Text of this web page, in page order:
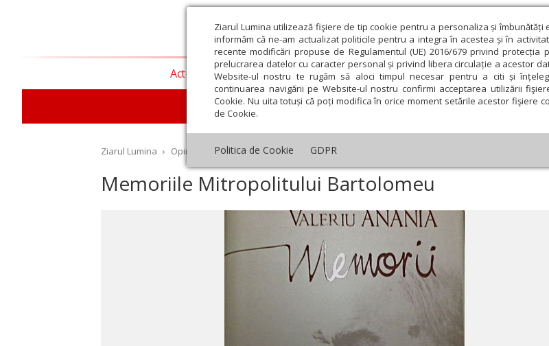
Ziarul Lumina utilizează fişiere de tip cookie pentru a personaliza și
informăm că ne-am actualizat politicile pentru a integra în acestea și în
recente modificări propuse de Regulamentul (UE) 2016/679 privind
prelucrarea datelor cu caracter personal și privind libera circulație a acestor
Website-ul nostru te rugăm să aloci timpul necesar pentru a citi și
continuarea navigării pe Website-ul nostru confirmi acceptarea utilizării
Cookie. Nu uita totuși că poți modifica în orice moment setările acestor fişiere
de Cookie.
Politica de Cookie GDPR
Actualitate religioasă Teologie și spiritualitate Educaţie și Cultură
Editorial Repere și idei Pilda
Ziarul Lumina › Opinii Repere și idei › Memoriile Mitropolitului Bartolomeu
Memoriile Mitropolitului Bartolomeu
Ianuarie Februarie Martie Aprilie